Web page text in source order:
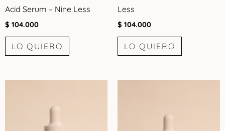
Acid Serum – Nine Less
$ 104.000
LO QUIERO
Less
$ 104.000
LO QUIERO